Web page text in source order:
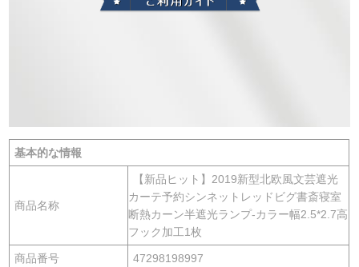
基本的な情報
商品名称
【新品ヒット】2019新型北欧風文芸遮光
カーテ予約シンネットレッドビグ書斎寝室
断熱カーン半遮光ランプ-カラー幅2.5*2.7高
フック加工1枚
商品番号 47298198997